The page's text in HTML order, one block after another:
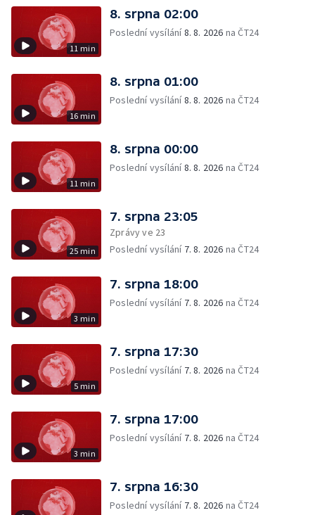
11 min
8. srpna 02:00
Poslední vysílání8. 8. 2026 na ČT24
16 min
8. srpna 01:00
Poslední vysílání8. 8. 2026 na ČT24
11 min
8. srpna 00:00
Poslední vysílání8. 8. 2026 na ČT24
25 min
7. srpna 23:05
Zprávy ve 23
Poslední vysílání 7. 8. 2026 na ČT24
3 min
7. srpna 18:00
Poslední vysílání 7. 8. 2026 na ČT24
5 min
7. srpna 17:30
Poslední vysílání 7. 8. 2026 na ČT24
3 min
7. srpna 17:00
Poslední vysílání 7. 8. 2026 na ČT24
7. srpna 16:30
Poslední vysílání 7. 8. 2026 na ČT24